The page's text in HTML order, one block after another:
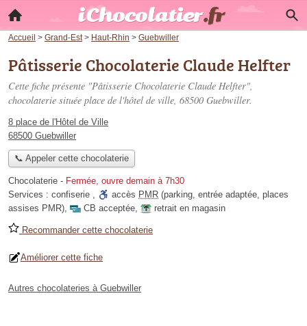
Accueil > Grand-Est > Haut-Rhin > Guebwiller
Pâtisserie Chocolaterie Claude Helfter
Cette fiche présente "Pâtisserie Chocolaterie Claude Helfter",
chocolaterie située place de l'hôtel de ville, 68500 Guebwiller.
8 place de l'Hôtel de Ville
68500 Guebwiller
📞 Appeler cette chocolaterie
Chocolaterie - Fermée, ouvre demain à 7h30
Services : confiserie , accès PMR (parking, entrée adaptée, places
assises PMR), CB acceptée, retrait en magasin
Recommander cette chocolaterie
Améliorer cette fiche
Autres chocolateries à Guebwiller